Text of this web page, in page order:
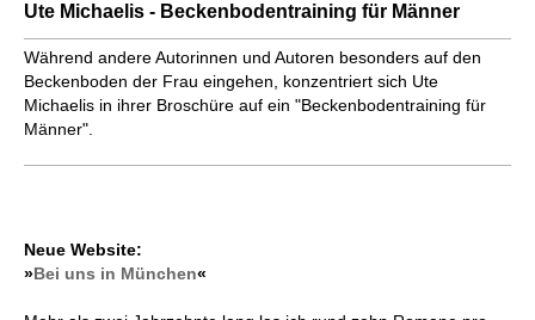
Ute Michaelis - Beckenbodentraining für Männer
Während andere Autorinnen und Autoren besonders auf den
Beckenboden der Frau eingehen, konzentriert sich Ute
Michaelis in ihrer Broschüre auf ein "Beckenbodentraining für
Männer".
Neue Website:
»Bei uns in München«